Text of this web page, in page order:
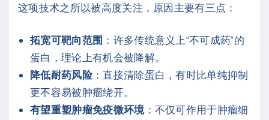
这项技术之所以被高度关注，原因主要有三点：
拓宽可靶向范围 ：许多传统意义上“不可成药”的
蛋白，理论上有机会被降解。
降低耐药风险：直接清除蛋白，有时比单纯抑制
更不容易被肿瘤绕开。
有望重塑肿瘤免疫微环境：不仅可作用于肿瘤细